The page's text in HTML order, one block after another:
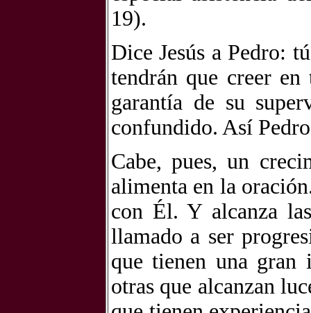
19).
Dice Jesús a Pedro:
tendrán que creer
garantía de su
confundido. Así
Cabe, pues, un
alimenta en la
con Él. Y alcanza
llamado a ser
que tienen una
otras que alcanzan